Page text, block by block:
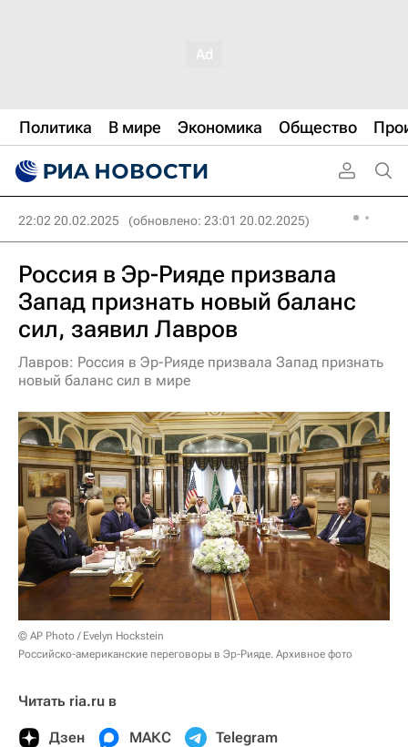
Политика В мире Экономика Общество
22:02 20.02.2025 (обновлено: 23:01 20.02.2025)
Россия в Эр-Рияде призвала
Запад признать новый баланс
сил, заявил Лавров
Лавров: Россия в Эр-Рияде призвала Запад признать
новый баланс сил в мире
© AP Photo / Evelyn Hockstein
Российско-американские переговоры в Эр-Рияде. Архивное фото
Читать ria.ru в
Дзен МАКС Telegram